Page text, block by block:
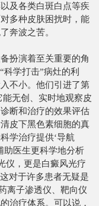
及各类白斑白点等疾
多种皮肤困扰时，能
奔波之苦。
扮演着至关重要的角
学打击”病灶的利
不小。他们引进了第
无创、实时地观察皮
断和治疗的效果评估
皮下黑色素细胞的真
学治疗提供‘导航
助医生更科学地分析
仪，更是白癜风光疗
对于许多患者无疑是
离子渗透仪、靶向仪
治疗体系。可以说，